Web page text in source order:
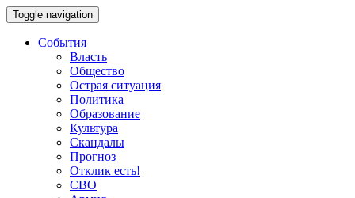
Toggle navigation
События
Власть
Общество
Острая ситуация
Политика
Образование
Культура
Скандалы
Прогноз
Отклик есть!
СВО